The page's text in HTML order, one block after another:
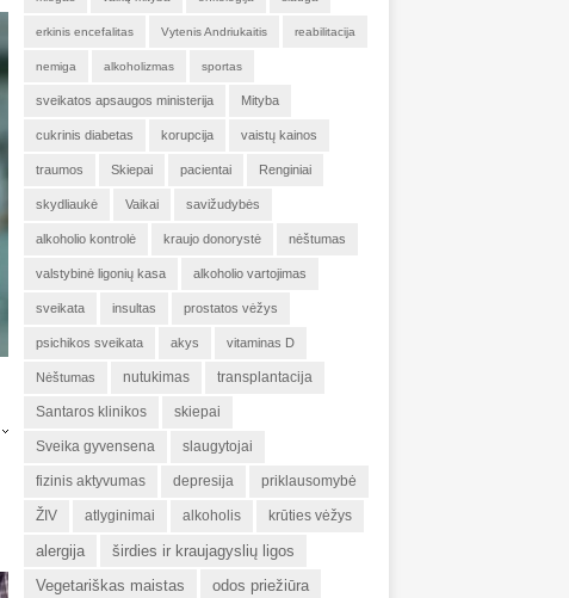
erkinis encefalitas Vytenis Andriukaitis reabilitacija
nemiga alkoholizmas sportas
sveikatos apsaugos ministerija Mityba
cukrinis diabetas korupcija vaistų kainos
traumos Skiepai pacientai Renginiai
skydliaukė Vaikai savižudybės
alkoholio kontrolė kraujo donorystė nėštumas
valstybinė ligonių kasa alkoholio vartojimas
sveikata insultas prostatos vėžys
psichikos sveikata akys vitaminas D
Nėštumas nutukimas transplantacija
Santaros klinikos skiepai
Sveika gyvensena slaugytojai
fizinis aktyvumas depresija priklausomybė
ŽIV atlyginimai alkoholis krūties vėžys
alergija
širdies ir kraujagyslių ligos
Vegetariškas maistas
odos priežiūra